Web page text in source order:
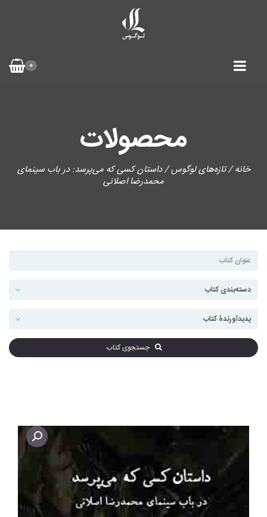
0
محصولات
خانه/تازه‌های لوگوس/ داستان کسی که می‌پرسد: در باب سینمای
محمدرضا اصلانی
جستجوی کتاب